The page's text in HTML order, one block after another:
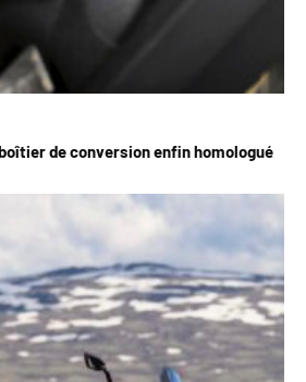
de conversion enfin homologué